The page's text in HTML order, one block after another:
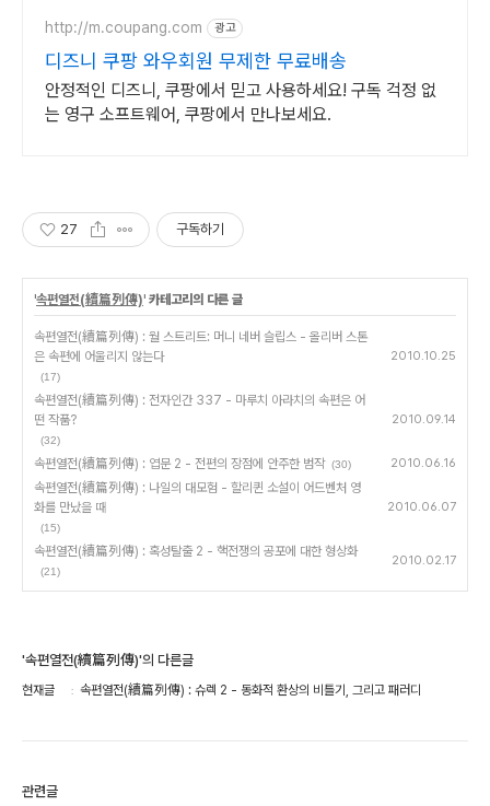
http://m.coupang.com 광고
디즈니 쿠팡 와우회원 무제한 무료배송
안정적인 디즈니, 쿠팡에서 믿고 사용하세요! 구독 걱정 없
는 영구 소프트웨어, 쿠팡에서 만나보세요.
27 구독하기
'속편열전(續篇列傳)' 카테고리의 다른 글
속편열전(續篇列傳) : 월 스트리트: 머니 네버 슬립스 - 올리버 스톤
은 속편에 어울리지 않는다
(17)
2010.10.25
속편열전(續篇列傳) : 전자인간 337 - 마루치 아라치의 속편은 어
떤 작품?
(32)
2010.09.14
속편열전(續篇列傳) : 엽문 2 - 전편의 장점에 안주한 범작 (30) 2010.06.16
속편열전(續篇列傳) : 나일의 대모험 - 할리퀸 소설이 어드벤처 영
화를 만났을 때
(15)
2010.06.07
속편열전(續篇列傳) : 혹성탈출 2 - 핵전쟁의 공포에 대한 형상화
(21)
2010.02.17
'속편열전(續篇列傳)'의 다른글
현재글 속편열전(續篇列傳) : 슈렉 2 - 동화적 환상의 비틀기, 그리고 패러디
관련글